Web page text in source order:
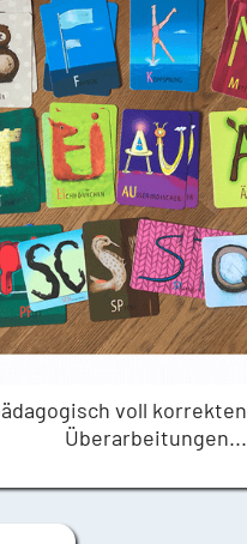
voll korrekten
Überarbeitungen...